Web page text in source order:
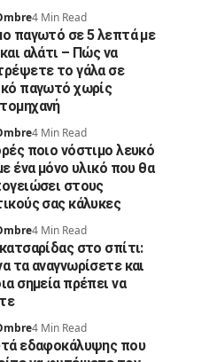
4 Min Read
παγωτό σε 5 λεπτά με
αλάτι – Πώς να
το γάλα σε
παγωτό χωρίς
4 Min Read
ποιο νόστιμο λευκό
ένα μόνο υλικό που θα
στους
σας κάλυκες
4 Min Read
στο σπίτι:
τα αναγνωρίσετε και
σημεία πρέπει να
4 Min Read
εδαφοκάλυψης που